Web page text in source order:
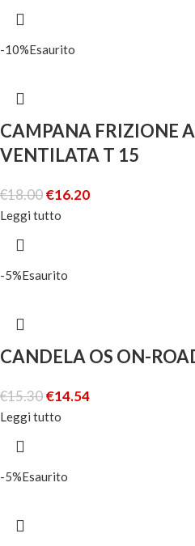
-10%Esaurito
CAMPANA FRIZIONE
VENTILATA T 15
€18.00€16.20
Leggi tutto
-5%Esaurito
CANDELA OS ON-
€15.30€14.54
Leggi tutto
-5%Esaurito